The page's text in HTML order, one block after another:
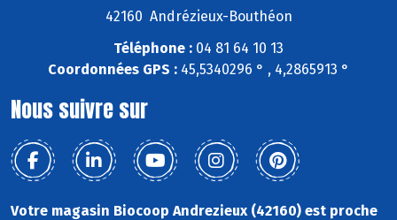
42160 Andrézieux-Bouthéon
Téléphone : 04 81 64 10 13
Coordonnées GPS : 45,5340296 ° , 4,2865913 °
Nous suivre sur
Votre magasin Biocoop Andrezieux (42160) est proche